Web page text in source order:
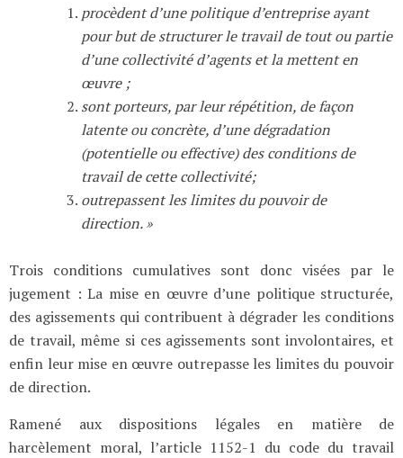
procèdent d’une politique d’entreprise ayant
pour but de structurer le travail de tout ou partie
d’une collectivité d’agents et la mettent en
œuvre ;
sont porteurs, par leur répétition, de façon
latente ou concrète, d’une dégradation
(potentielle ou effective) des conditions de
travail de cette collectivité;
outrepassent les limites du pouvoir de
direction. »
Trois conditions cumulatives sont donc visées par le
jugement : La mise en œuvre d’une politique structurée,
des agissements qui contribuent à dégrader les conditions
de travail, même si ces agissements sont involontaires, et
enfin leur mise en œuvre outrepasse les limites du pouvoir
de direction.
Ramené aux dispositions légales en matière de
harcèlement moral, l’article 1152-1 du code du travail